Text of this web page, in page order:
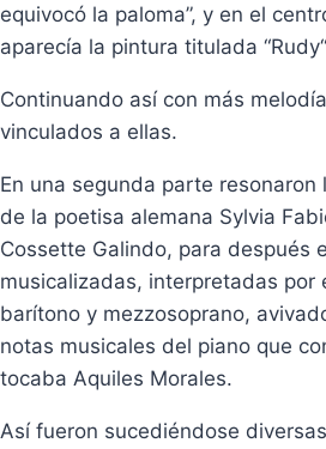
equivocó la paloma”, y en el
aparecía la pintura titulada
Continuando así con más
vinculados a ellas.
En una segunda parte resonaron
de la poetisa alemana Sylvia
Cossette Galindo, para después
musicalizadas, interpretadas por
barítono y mezzosoprano,
notas musicales del piano que
tocaba Aquiles Morales.
Así fueron sucediéndose